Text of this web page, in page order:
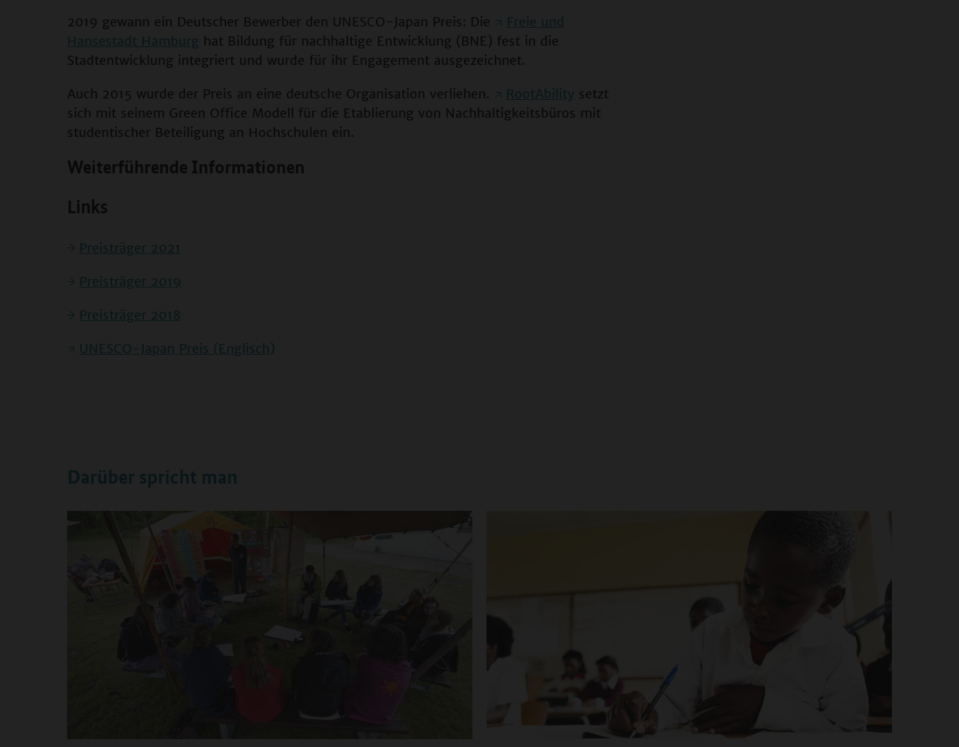
2019 gewann ein Deutscher Bewerber den UNESCO-Japan Preis: Die
Freie und
Hansestadt Hamburg hat Bildung für nachhaltige Entwicklung (BNE) fest in die
Stadtentwicklung integriert und wurde für ihr Engagement ausgezeichnet.
Auch 2015 wurde der Preis an eine deutsche Organisation verliehen. RootAbility setzt
sich mit seinem Green Office Modell für die Etablierung von Nachhaltigkeitsbüros mit
studentischer Beteiligung an Hochschulen ein.
Weiterführende Informationen
Links
Preisträger 2021
Preisträger 2019
Preisträger 2018
UNESCO-Japan Preis (Englisch)
Darüber spricht man